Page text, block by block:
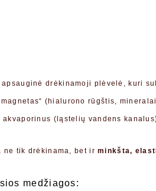
drėkinamoji plėvelė, kuri
magnetas“ (hialurono rūgštis,
akvaporinus (ląstelių vandens
ne tik drėkinama, bet irminkšta,
medžiagos: